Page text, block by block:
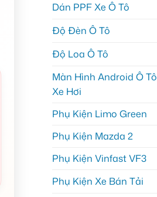
Dán PPF Xe Ô Tô
Độ Đèn Ô Tô
Độ Loa Ô Tô
Màn Hình Android Ô Tô
Xe Hơi
Phụ Kiện Limo Green
Phụ Kiện Mazda 2
Phụ Kiện Vinfast VF3
Phụ Kiện Xe Bán Tải